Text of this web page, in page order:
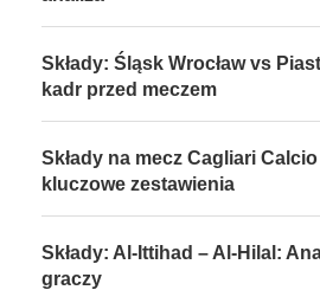
Składy: Śląsk Wrocław vs
kadr przed meczem
Składy na mecz Cagliari
kluczowe zestawienia
Składy: Al-Ittihad – Al-Hilal:
graczy